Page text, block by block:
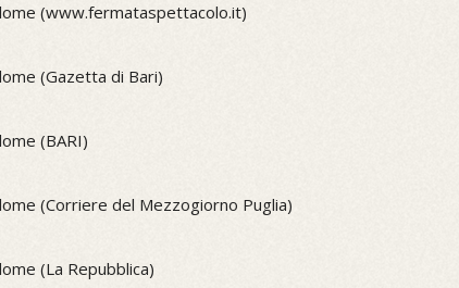
(www.fermataspettacolo.it)
(Gazetta di Bari)
(BARI)
(Corriere del Mezzogiorno Puglia)
(La Repubblica)